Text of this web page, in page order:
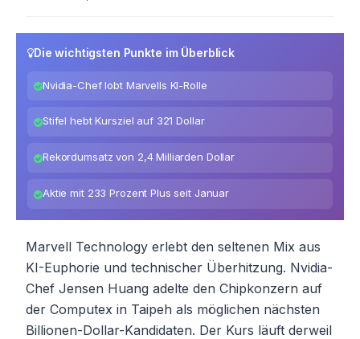
Die wichtigsten Punkte im Überblick
Nvidia-Chef lobt Marvells KI-Rolle
Stifel hebt Kursziel auf 321 Dollar
Rekordumsatz von 2,4 Milliarden Dollar
Aktie mit 233 Prozent Plus seit Januar
Marvell Technology erlebt den seltenen Mix aus
KI-Euphorie und technischer Überhitzung. Nvidia-
Chef Jensen Huang adelte den Chipkonzern auf
der Computex in Taipeh als möglichen nächsten
Billionen-Dollar-Kandidaten. Der Kurs läuft derweil